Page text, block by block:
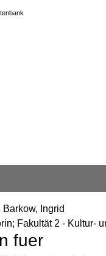
Barkow, Ingrid
Fakultät 2 - Kultur-